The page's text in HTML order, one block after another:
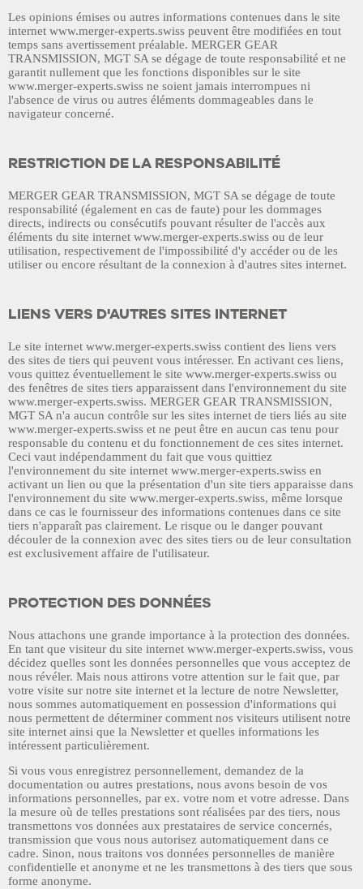
Les opinions émises ou autres informations contenues dans le site
internet www.merger-experts.swiss peuvent être modifiées en tout
temps sans avertissement préalable. MERGER GEAR
TRANSMISSION, MGT SA se dégage de toute responsabilité et ne
garantit nullement que les fonctions disponibles sur le site
www.merger-experts.swiss ne soient jamais interrompues ni
l'absence de virus ou autres éléments dommageables dans le
navigateur concerné.
RESTRICTION DE LA RESPONSABILITÉ
MERGER GEAR TRANSMISSION, MGT SA se dégage de toute
responsabilité (également en cas de faute) pour les dommages
directs, indirects ou consécutifs pouvant résulter de l'accès aux
éléments du site internet www.merger-experts.swiss ou de leur
utilisation, respectivement de l'impossibilité d'y accéder ou de les
utiliser ou encore résultant de la connexion à d'autres sites internet.
LIENS VERS D'AUTRES SITES INTERNET
Le site internet www.merger-experts.swiss contient des liens vers
des sites de tiers qui peuvent vous intéresser. En activant ces liens,
vous quittez éventuellement le site www.merger-experts.swiss ou
des fenêtres de sites tiers apparaissent dans l'environnement du site
www.merger-experts.swiss. MERGER GEAR TRANSMISSION,
MGT SA n'a aucun contrôle sur les sites internet de tiers liés au site
www.merger-experts.swiss et ne peut être en aucun cas tenu pour
responsable du contenu et du fonctionnement de ces sites internet.
Ceci vaut indépendamment du fait que vous quittiez
l'environnement du site internet www.merger-experts.swiss en
activant un lien ou que la présentation d'un site tiers apparaisse dans
l'environnement du site www.merger-experts.swiss, même lorsque
dans ce cas le fournisseur des informations contenues dans ce site
tiers n'apparaît pas clairement. Le risque ou le danger pouvant
découler de la connexion avec des sites tiers ou de leur consultation
est exclusivement affaire de l'utilisateur.
PROTECTION DES DONNÉES
Nous attachons une grande importance à la protection des données.
En tant que visiteur du site internet www.merger-experts.swiss, vous
décidez quelles sont les données personnelles que vous acceptez de
nous révéler. Mais nous attirons votre attention sur le fait que, par
votre visite sur notre site internet et la lecture de notre Newsletter,
nous sommes automatiquement en possession d'informations qui
nous permettent de déterminer comment nos visiteurs utilisent notre
site internet ainsi que la Newsletter et quelles informations les
intéressent particulièrement.
Si vous vous enregistrez personnellement, demandez de la
documentation ou autres prestations, nous avons besoin de vos
informations personnelles, par ex. votre nom et votre adresse. Dans
la mesure où de telles prestations sont réalisées par des tiers, nous
transmettons vos données aux prestataires de service concernés,
transmission que vous nous autorisez automatiquement dans ce
cadre. Sinon, nous traitons vos données personnelles de manière
confidentielle et anonyme et ne les transmettons à des tiers que sous
forme anonyme.